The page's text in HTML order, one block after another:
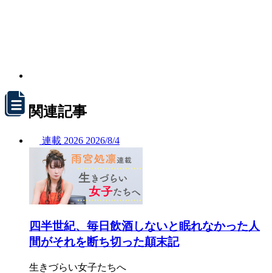
関連記事
連載 2026 2026/8/4
四半世紀、毎日飲酒しないと眠れなかった人
間がそれを断ち切った顛末記
生きづらい女子たちへ